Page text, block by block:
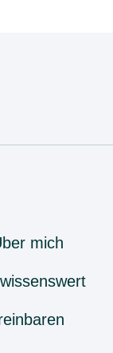
mich
wissenswert